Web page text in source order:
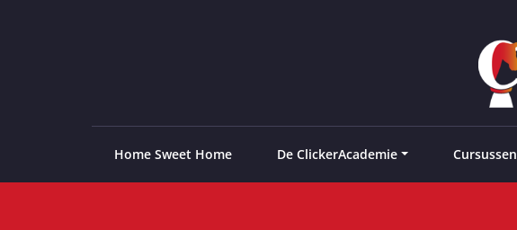
Home Sweet Home De ClickerAcademie Cursussen